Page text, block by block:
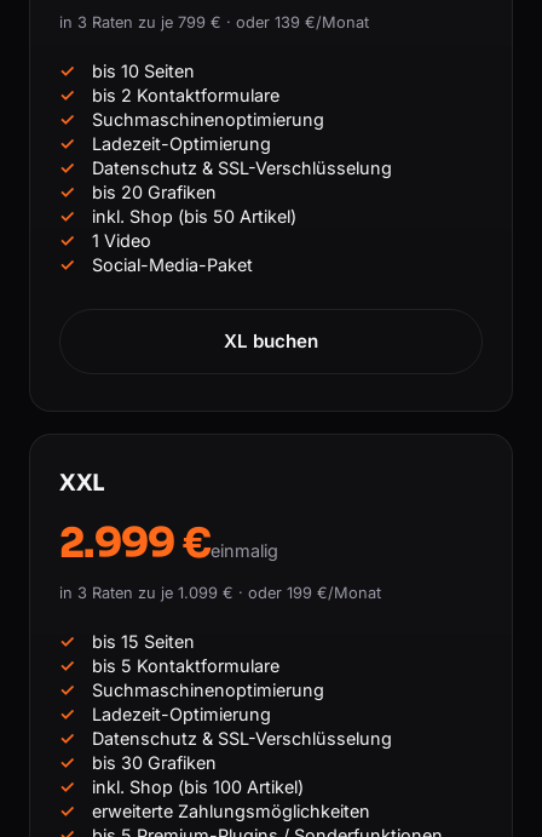
in 3 Raten zu je 799 € · oder 139 €/Monat
bis 10 Seiten
bis 2 Kontaktformulare
Suchmaschinenoptimierung
Ladezeit-Optimierung
Datenschutz & SSL-Verschlüsselung
bis 20 Grafiken
inkl. Shop (bis 50 Artikel)
1 Video
Social-Media-Paket
XL buchen
XXL
2.999 €einmalig
in 3 Raten zu je 1.099 € · oder 199 €/Monat
bis 15 Seiten
bis 5 Kontaktformulare
Suchmaschinenoptimierung
Ladezeit-Optimierung
Datenschutz & SSL-Verschlüsselung
bis 30 Grafiken
inkl. Shop (bis 100 Artikel)
erweiterte Zahlungsmöglichkeiten